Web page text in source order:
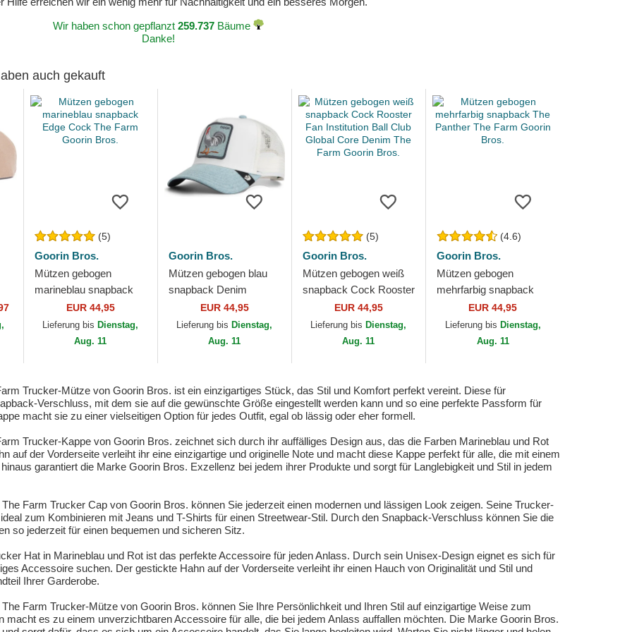
Wir haben schon gepflanzt 259.737Bäume
Danke!
auch gekauft
(5)
Goorin Bros.
Mützen gebogen
marineblau snapback
Edge Cock The Farm
Goorin Bros.
EUR 44,95
Lieferung bis Dienstag,
Aug. 11
Goorin Bros.
Mützen gebogen blau
snapback Denim
Rooster The Farm
Goorin Bros.
EUR 44,95
Lieferung bis Dienstag,
Aug. 11
(5)
Goorin Bros.
Mützen gebogen weiß
snapback Cock Rooster
Fan Institution Ball Club
Global Core Denim The
EUR 44,95
Lieferung bis Dienstag,
Aug. 11
(4.6)
Goorin Bros.
Mützen gebogen
mehrfarbig snapback
The Panther The Farm
Goorin Bros.
EUR 44,95
Lieferung bis Dienstag,
Aug. 11
Trucker-Mütze von Goorin Bros. ist ein einzigartiges Stück, das Stil und Komfort perfekt vereint. Diese für
Verschluss, mit dem sie auf die gewünschte Größe eingestellt werden kann und so eine perfekte Passform für
macht sie zu einer vielseitigen Option für jedes Outfit, egal ob lässig oder eher formell.
Trucker-Kappe von Goorin Bros. zeichnet sich durch ihr auffälliges Design aus, das die Farben Marineblau und Rot
auf der Vorderseite verleiht ihr eine einzigartige und originelle Note und macht diese Kappe perfekt für alle, die mit einem
garantiert die Marke Goorin Bros. Exzellenz bei jedem ihrer Produkte und sorgt für Langlebigkeit und Stil in jedem
Farm Trucker Cap von Goorin Bros. können Sie jederzeit einen modernen und lässigen Look zeigen. Seine Trucker-
zum Kombinieren mit Jeans und T-Shirts für einen Streetwear-Stil. Durch den Snapback-Verschluss können Sie die
so jederzeit für einen bequemen und sicheren Sitz.
Hat in Marineblau und Rot ist das perfekte Accessoire für jeden Anlass. Durch sein Unisex-Design eignet es sich für
Accessoire suchen. Der gestickte Hahn auf der Vorderseite verleiht ihr einen Hauch von Originalität und Stil und
Ihrer Garderobe.
Farm Trucker-Mütze von Goorin Bros. können Sie Ihre Persönlichkeit und Ihren Stil auf einzigartige Weise zum
es zu einem unverzichtbaren Accessoire für alle, die bei jedem Anlass auffallen möchten. Die Marke Goorin Bros.